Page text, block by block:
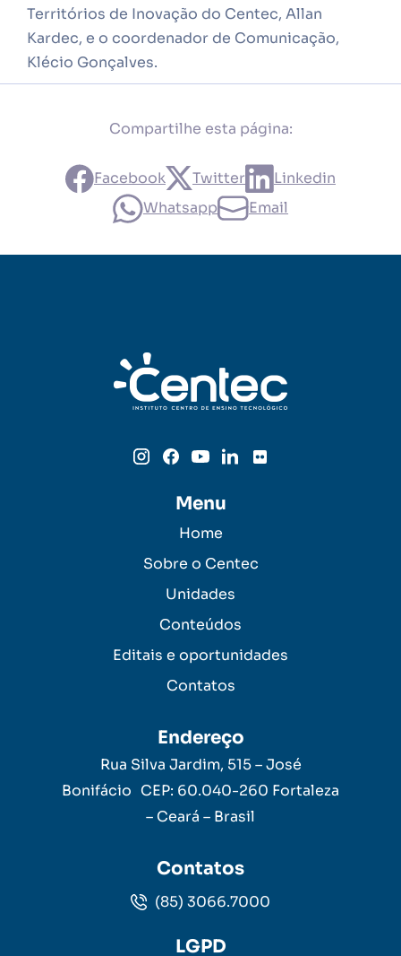
Territórios de Inovação do Centec, Allan
Kardec, e o coordenador de Comunicação,
Klécio Gonçalves.
Compartilhe esta página:
Facebook Twitter
Linkedin
Whatsapp
Email
Menu
Home
Sobre o Centec
Unidades
Conteúdos
Editais e oportunidades
Contatos
Endereço
Rua Silva Jardim, 515 – José
Bonifácio CEP: 60.040-260 Fortaleza
– Ceará – Brasil
Contatos
(85) 3066.7000
LGPD